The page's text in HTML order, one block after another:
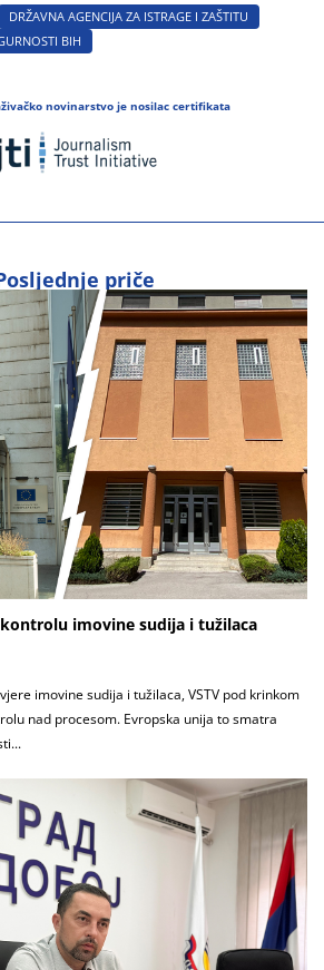
DRŽAVNA AGENCIJA ZA ISTRAGE I ZAŠTITU
BIH
novinarstvo je nosilac certifikata
priče
kontrolu imovine sudija i tužilaca
imovine sudija i tužilaca, VSTV pod krinkom
nad procesom. Evropska unija to smatra